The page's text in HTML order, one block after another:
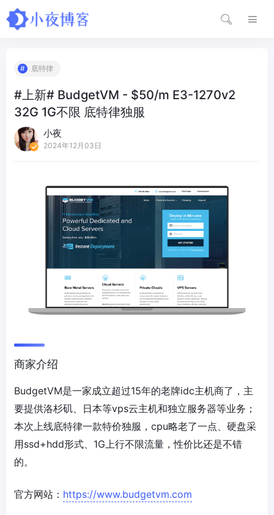
底特律
#上新# BudgetVM - $50/m E3-1270v2
32G 1G不限 底特律独服
小夜
2024年12月03日
商家介绍
BudgetVM是一家成立超过15年的老牌idc主机商了，主
要提供洛杉矶、日本等vps云主机和独立服务器等业务；
本次上线底特律一款特价独服，cpu略老了一点、硬盘采
用ssd+hdd形式、1G上行不限流量，性价比还是不错
的。
官方网站： https://www.budgetvm.com